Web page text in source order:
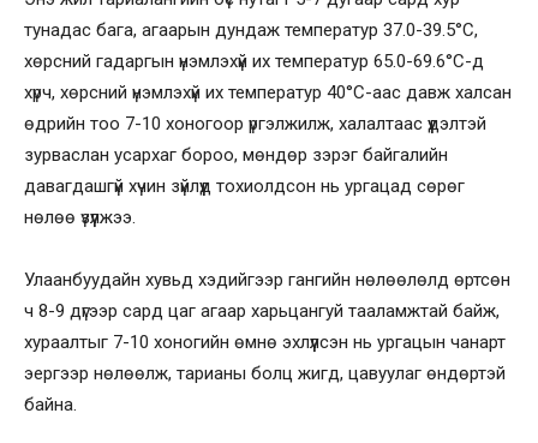
тунадас бага, агаарын дундаж температур 37.0-39.5°С,
хөрсний гадаргын үнэмлэхүй их температур 65.0-69.6°С-д
хүрч, хөрсний үнэмлэхүй их температур 40°С-аас давж халсан
өдрийн тоо 7-10 хоногоор үргэлжилж, халалтаас үүдэлтэй
зурваслан усархаг бороо, мөндөр зэрэг байгалийн
давагдашгүй хүчин зүйлүүд тохиолдсон нь ургацад сөрөг
нөлөө үзүүлжээ.
Улаанбуудайн хувьд хэдийгээр гангийн нөлөөлөлд өртсөн
ч 8-9 дүгээр сард цаг агаар харьцангуй тааламжтай байж,
хураалтыг 7-10 хоногийн өмнө эхлүүлсэн нь ургацын чанарт
эергээр нөлөөлж, тарианы болц жигд, цавуулаг өндөртэй
байна.